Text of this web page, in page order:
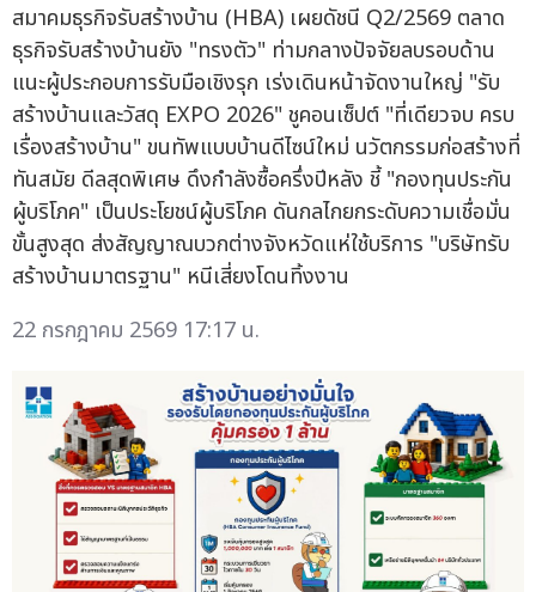
สมาคมธุรกิจรับสร้างบ้าน (HBA) เผยดัชนี Q2/2569 ตลาด
ธุรกิจรับสร้างบ้านยัง "ทรงตัว" ท่ามกลางปัจจัยลบรอบด้าน
แนะผู้ประกอบการรับมือเชิงรุก เร่งเดินหน้าจัดงานใหญ่ "รับ
สร้างบ้านและวัสดุ EXPO 2026" ชูคอนเซ็ปต์ "ที่เดียวจบ ครบ
เรื่องสร้างบ้าน" ขนทัพแบบบ้านดีไซน์ใหม่ นวัตกรรมก่อสร้างที่
ทันสมัย ดีลสุดพิเศษ ดึงกำลังซื้อครึ่งปีหลัง ชี้ "กองทุนประกัน
ผู้บริโภค" เป็นประโยชน์ผู้บริโภค ดันกลไกยกระดับความเชื่อมั่น
ขั้นสูงสุด ส่งสัญญาณบวกต่างจังหวัดแห่ใช้บริการ "บริษัทรับ
สร้างบ้านมาตรฐาน" หนีเสี่ยงโดนทิ้งงาน
22 กรกฎาคม 2569 17:17 น.